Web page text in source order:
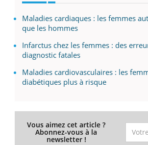
Maladies cardiaques : les femmes
que les hommes
Infarctus chez les femmes : des
diagnostic fatales
Maladies cardiovasculaires : les
diabétiques plus à risque
Vous aimez cet article ?
Abonnez-vous à la
newsletter !